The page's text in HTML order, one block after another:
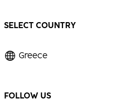
SELECT COUNTRY
Greece
FOLLOW US